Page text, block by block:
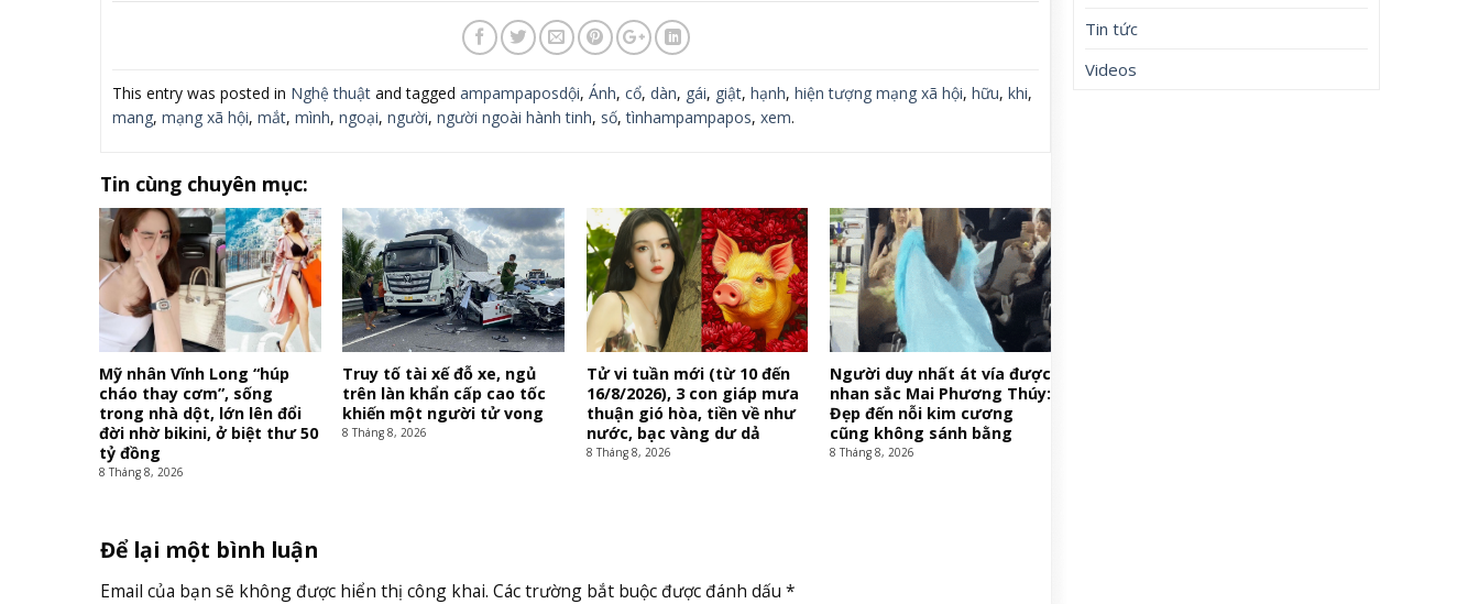
This entry was posted in Nghệ thuậtand tagged ampampaposdội, Ánh, cổ, dàn, gái, giật, hạnh, hiện tượng mạng xã hội, hữu, khi,
mang, mạng xã hội, mắt, mình, ngoại, người, người ngoài hành tinh, số,tìnhampampapos, xem.
Tin cùng chuyên mục:
Mỹ nhân Vĩnh Long “húp
cháo thay cơm”, sống
trong nhà dột, lớn lên đổi
đời nhờ bikini, ở biệt thư 50
tỷ đồng
8 Tháng 8, 2026
Truy tố tài xế đỗ xe, ngủ
trên làn khẩn cấp cao tốc
khiến một người tử vong
8 Tháng 8, 2026
Tử vi tuần mới (từ 10 đến
16/8/2026), 3 con giáp mưa
thuận gió hòa, tiền về như
nước, bạc vàng dư dả
8 Tháng 8, 2026
Người duy nhất át vía được
nhan sắc Mai Phương Thúy:
Đẹp đến nỗi kim cương
cũng không sánh bằng
8 Tháng 8, 2026
Để lại một bình luận
Email của bạn sẽ không được hiển thị công khai. Các trường bắt buộc được đánh dấu *
Tin tức
Videos